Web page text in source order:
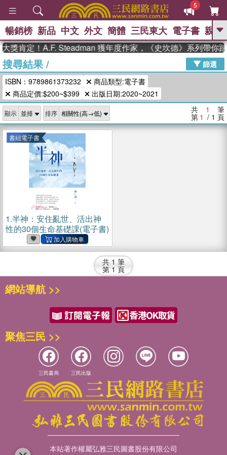
5
GO
The Odyssey 、
父親節 、 如果歷史是一群喵 、 暑期
推薦 、 國際布克獎 臺灣漫遊錄
念華 、 台灣的李登輝時代
孩：黎曼猜想 、 偉大的迷走神經
暢銷榜 新品 中文 外文 簡體 三民東大 電子書 親子
獎肯定！A.F. Steadman 獲年度作家，《史坎德》系列帶你
搜尋結果/
篩選
ISBN：9789861373232
商品類型:電子書
商品定價:$200~$399
出版日期:2020~2021
顯示 排序 共 1 筆
第 1 / 1 頁
書紐電子書
1.半神：安住亂世、活出神
性的30個生命基礎課(電子書)
共 1 筆
第 1 頁
網站導航 >>
聚焦三民 >>
三民書局 三民出版
本站著作權屬弘雅三民圖書股份有限公司